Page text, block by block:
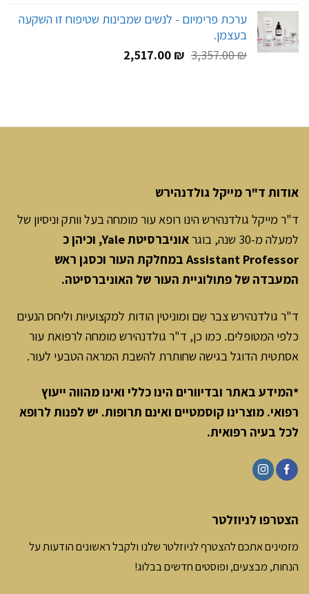
היה:
הוא:
ערכת פרימיום - לנשים שמבינות שטיפוח זו השקעה
בעצמן.
3,357.00₪
המחיר2,517.00 ₪
המחיר
אודות ד"ר מייקל גולדנהירש
ד"ר מייקל גולדנהירש הינו רופא עור מומחה בעל וותק וניסיון של
למעלה מ-30 שנה, בוגר
אוניברסיטת Yale, וכיהן כ
Assistant Professor במחלקת העור וכסגן ראש
המעבדה של פתולוגיית העור של האוניברסיטה.
ד"ר גולדנהירש צבר שֵם ומוניטין הודות למקצועיות וליחס הנעים
כלפי המטופלים. כמו כן, ד"ר גולדנהירש מומחה לרפואת עור
אסתטית הדוגל בגישה שחותרת להשבת המראה הטבעי לעור.
*המידע באתר ובדיוורים הינו כללי ואינו מהווה ייעוץ
רפואי. מוצרינו קוסמטיים ואינם תרופות. יש לפנות לרופא
לכל בעיה רפואית.
הצטרפו לניוזלטר
מזמינים אתכם להצטרף לניוזלטר שלנו ולקבל ראשונים הודעות על
הנחות, מבצעים, ופוסטים חדשים בבלוג!